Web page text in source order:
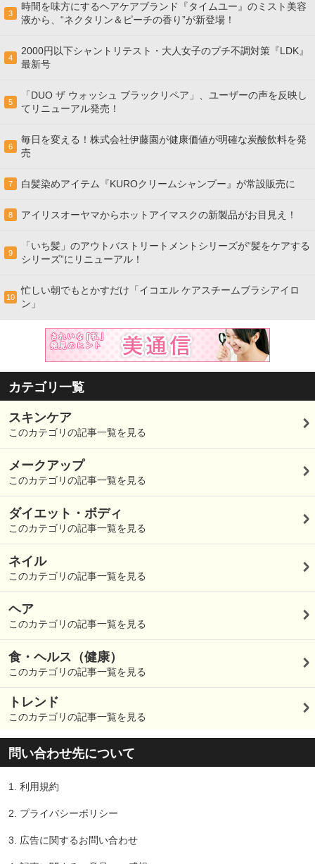
3
時間を味方にするヘアケアブランド『タイムユー』のミスト美容
液から、“ネクタリン＆ピーチの香り”が新登場！
4
2000円以下シャントリテスト・大人女子のプチ不調対策『LDK』
最新号
5
「DUO ザ ウォッシュ ブラックリペア」、ユーザーの声を反映し
てリニューアル発売！
6
毎日を変える！株式会社伊藤園が健康価値が明確な炭酸飲料を発
売
7 白髪染めアイテム『KUROクリームシャンプー』が常設販売に
8 アイリスオーヤマからホットアイマスクの新製品がお目見え！
9
「いち髪」のアウトバストリートメントシリーズが“髪をケアする
シリーズ”にリニューアル！
10
忙しい朝でもとかすだけ「イコエル ケアスチームブラシアイロ
ン」
カテゴリ一覧
スキンケア
このカテゴリの記事一覧を見る
メークアップ
このカテゴリの記事一覧を見る
ダイエット・ボディ
このカテゴリの記事一覧を見る
ネイル
このカテゴリの記事一覧を見る
ヘア
このカテゴリの記事一覧を見る
食・ヘルス（健康）
このカテゴリの記事一覧を見る
トレンド
このカテゴリの記事一覧を見る
問い合わせ先について
1. 利用規約
2. プライバシーポリシー
3. 広告に関するお問い合わせ